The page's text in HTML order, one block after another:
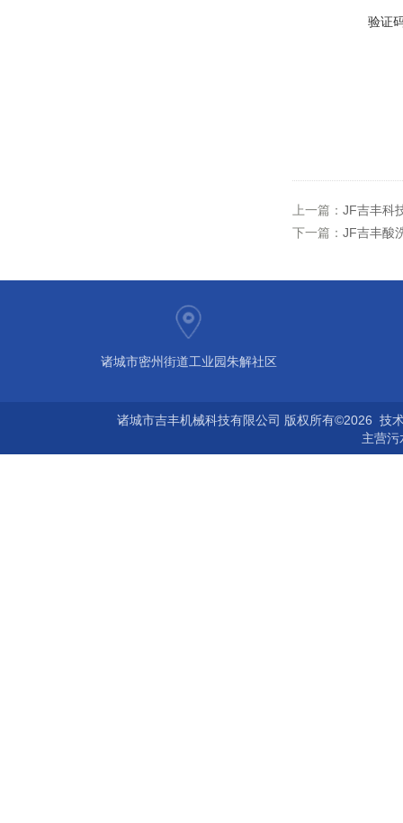
验证
上一篇： JF吉丰科
下一篇： JF吉丰酸
诸城市密州街道工业园朱解社区
诸城市吉丰机械科技有限公司 版权所有©2026 技
主营污